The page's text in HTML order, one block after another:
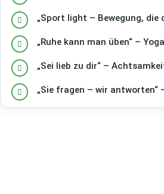
„Sport light – Bewegung, die
„Ruhe kann man üben“ –
„Sei lieb zu dir“ –
„Sie fragen – wir antworten“